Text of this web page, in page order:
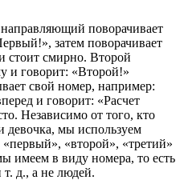
поворачивает
затем поворачивает
стоит смирно. Второй
и говорит: «Второй!»
свой номер, например:
и говорит: «Расчет
Независимо от того, кто
девочка, мы используем
«второй», «третий»
имеем в виду номера, то есть
д., а не людей.